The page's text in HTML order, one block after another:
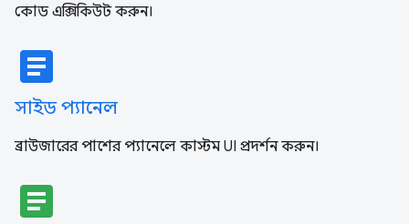
কোড এক্সিকিউট করুন।
article
সাইড প্যানেল
ব্রাউজারের পাশের প্যানেলে কাস্টম UI প্রদর্শন করুন।
article